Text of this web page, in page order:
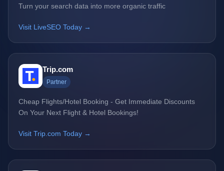
Turn your search data into more organic traffic
Visit LiveSEO Today →
Trip.com
Partner
Cheap Flights/Hotel Booking - Get Immediate Discounts
On Your Next Flight & Hotel Bookings!
Visit Trip.com Today →